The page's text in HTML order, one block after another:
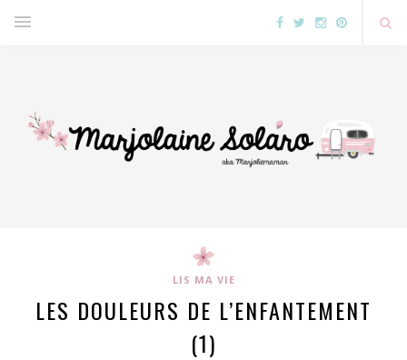
LIS MA VIE
LES DOULEURS DE L’ENFANTEMENT
(1)